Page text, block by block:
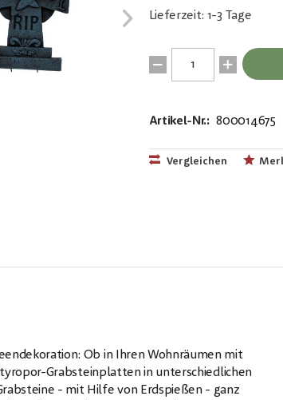
Lieferzeit: 1-3 Tage
Artikel-Nr.: 800014675
Vergleichen
Ob in Ihren Wohnräumen mit
Grabsteinplatten in unterschiedlichen
- mit Hilfe von Erdspießen - ganz